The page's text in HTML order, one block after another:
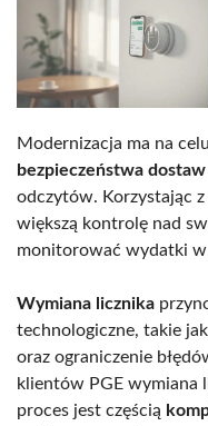
Modernizacja ma na
bezpieczeństwa
odczytów. Korzystając
większą kontrolę nad
monitorować wydatki w
Wymiana licznika
technologiczne, takie
oraz ograniczenie
klientów PGE wymiana
proces jest częścią